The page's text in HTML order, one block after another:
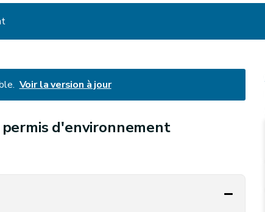
Voir la version à jour
d'environnement